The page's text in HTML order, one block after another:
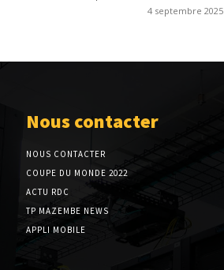
4 septembre 2025
Nous contacter
NOUS CONTACTER
COUPE DU MONDE 2022
ACTU RDC
TP MAZEMBE NEWS
APPLI MOBILE